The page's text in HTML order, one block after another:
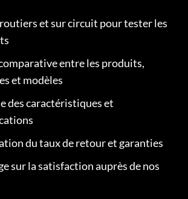
routiers et sur circuit pour tester les
entre les produits,
et modèles
des caractéristiques et
du taux de retour et garanties
sur la satisfaction auprès de nos